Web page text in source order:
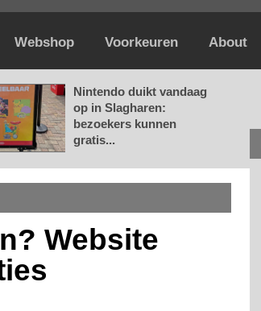
Webshop Voorkeuren About
Nintendo duikt vandaag
op in Slagharen:
bezoekers kunnen
gratis...
Website